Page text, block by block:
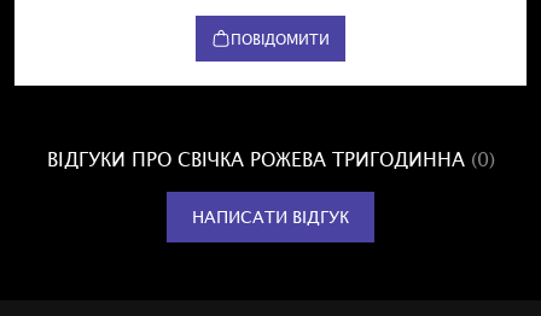
ПОВІДОМИТИ
ВІДГУКИ ПРО СВІЧКА РОЖЕВА ТРИГОДИННА (0)
НАПИСАТИ ВІДГУК